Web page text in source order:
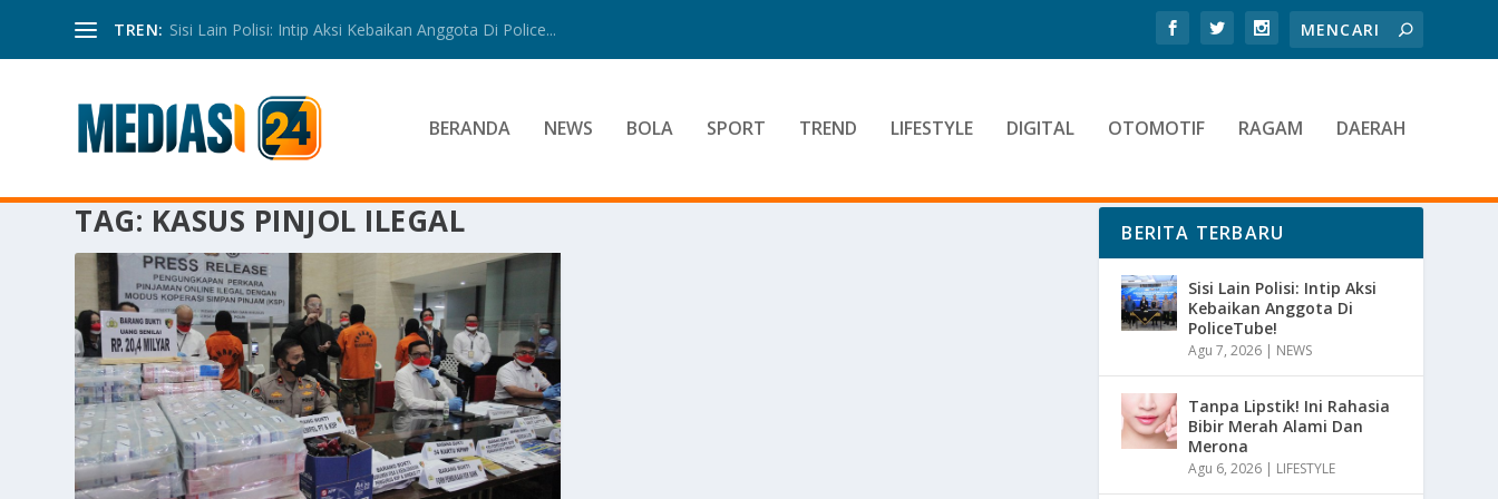
TREN: Sisi Lain Polisi: Intip Aksi Kebaikan Anggota Di Police...
BERANDA NEWS BOLA SPORT TREND LIFESTYLE DIGITAL OTOMOTIF RAGAM DAERAH
TAG: KASUS PINJOL ILEGAL BERITA TERBARU
Sisi Lain Polisi: Intip Aksi
Kebaikan Anggota Di
PoliceTube!
Agu 7, 2026 | NEWS
Tanpa Lipstik! Ini Rahasia
Bibir Merah Alami Dan
Merona
Agu 6, 2026 | LIFESTYLE